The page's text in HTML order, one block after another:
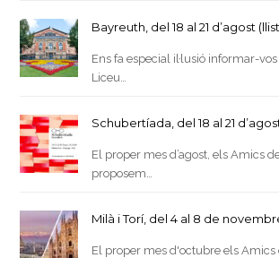
Bayreuth, del 18 al 21 d’agost
Ens fa especial il·lusió informar-
Liceu…
Schubertíada, del 18 al 21
El proper mes d’agost, els Amics
proposem…
Milà i Torí, del 4 al 8 de
El proper mes d'octubre els Amics